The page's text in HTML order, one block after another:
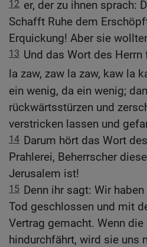
12 er, der zu ihnen sprach:
Schafft Ruhe dem
Erquickung! Aber sie
13 Und das Wort des
la zaw, zaw la zaw, kaw la
ein wenig, da ein wenig;
rückwärtsstürzen und
verstricken lassen und
14 Darum hört das Wort
Prahlerei, Beherrscher
Jerusalem ist!
15 Denn ihr sagt: Wir
Tod geschlossen und mit
Vertrag gemacht. Wenn
hindurchfährt, wird sie uns